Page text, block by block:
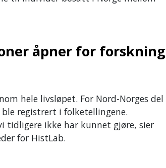
åpner for forskning
hele livsløpet. For Nord-Norges del
registrert i folketellingene.
tidligere ikke har kunnet gjøre, sier
for HistLab.